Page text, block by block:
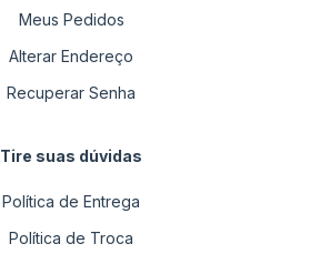
Meus Pedidos
Alterar Endereço
Recuperar Senha
Tire suas dúvidas
Política de Entrega
Política de Troca